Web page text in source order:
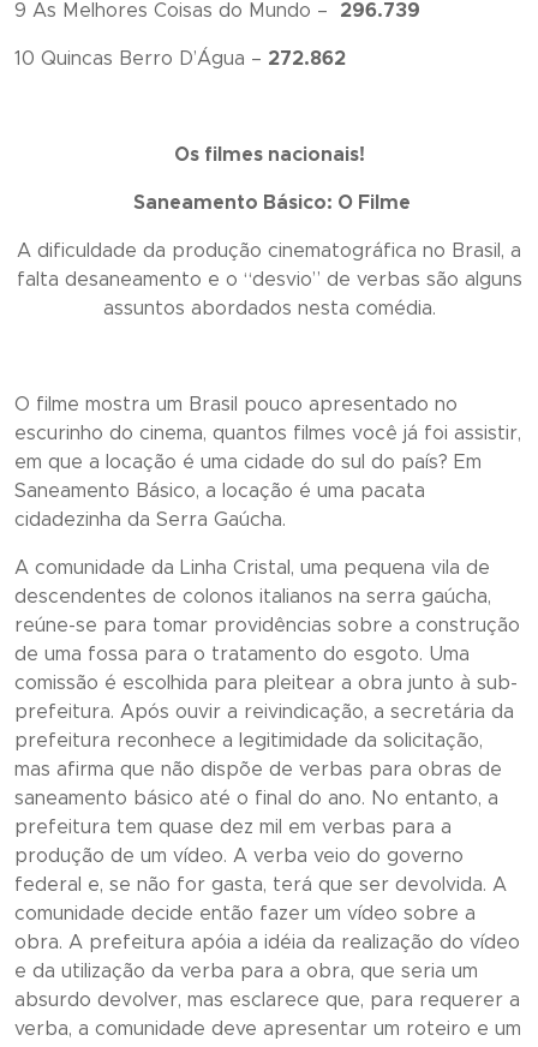
9 As Melhores Coisas do Mundo – 296.739
10 Quincas Berro D’Água – 272.862
Os filmes nacionais!
Saneamento Básico: O Filme
A dificuldade da produção cinematográfica no Brasil, a
falta desaneamento e o “desvio” de verbas são alguns
assuntos abordados nesta comédia.
O filme mostra um Brasil pouco apresentado no
escurinho do cinema, quantos filmes você já foi assistir,
em que a locação é uma cidade do sul do país? Em
Saneamento Básico, a locação é uma pacata
cidadezinha da Serra Gaúcha.
A comunidade da Linha Cristal, uma pequena vila de
descendentes de colonos italianos na serra gaúcha,
reúne-se para tomar providências sobre a construção
de uma fossa para o tratamento do esgoto. Uma
comissão é escolhida para pleitear a obra junto à sub-
prefeitura. Após ouvir a reivindicação, a secretária da
prefeitura reconhece a legitimidade da solicitação,
mas afirma que não dispõe de verbas para obras de
saneamento básico até o final do ano. No entanto, a
prefeitura tem quase dez mil em verbas para a
produção de um vídeo. A verba veio do governo
federal e, se não for gasta, terá que ser devolvida. A
comunidade decide então fazer um vídeo sobre a
obra. A prefeitura apóia a idéia da realização do vídeo
e da utilização da verba para a obra, que seria um
absurdo devolver, mas esclarece que, para requerer a
verba, a comunidade deve apresentar um roteiro e um